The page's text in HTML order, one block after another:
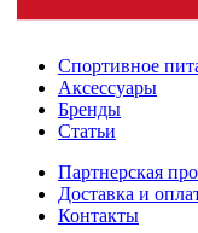
Спортивное
Аксессуары
Бренды
Статьи
Партнерская
Доставка и
Контакты